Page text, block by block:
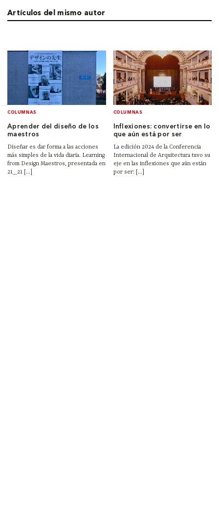
Artículos del mismo autor
COLUMNAS
Aprender del diseño de los
maestros
Diseñar es dar forma a las acciones
más simples de la vida diaria. Learning
from Design Maestros, presentada en
21_21 [...]
COLUMNAS
Inflexiones: convertirse en lo
que aún está por ser
La edición 2024 de la Conferencia
Internacional de Arquitectura tuvo su
eje en las inflexiones que aún están
por ser: [...]